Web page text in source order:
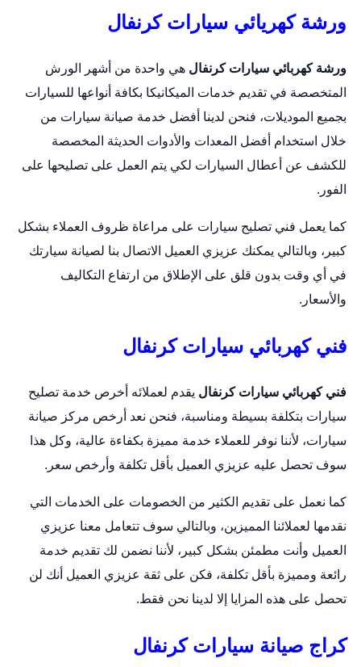
ورشة كهريائي سيارات كرنفال
ورشة كهربائي سيارات كرنفال هي واحدة من أشهر الورش
المتخصصة في تقديم خدمات الميكانيكا بكافة أنواعها للسيارات
بجميع الموديلات، فنحن لدينا أفضل خدمة صيانة سيارات من
خلال استخدام أفضل المعدات والأدوات الحديثة المخصصة
للكشف عن أعطال السيارات لكي يتم العمل على تصليحها على
الفور.
كما يعمل فني تصليح سيارات على مراعاة ظروف العملاء بشكل
كبير، وبالتالي يمكنك عزيزي العميل الاتصال بنا لصيانة سيارتك
في أي وقت بدون قلق على الإطلاق من ارتفاع التكاليف
والأسعار.
فني كهربائي سيارات كرنفال
فني كهربائي سيارات كرنفال يقدم لعملائه أخرص خدمة تصليح
سيارات بتكلفة بسيطة ومناسبة، فنحن نعد أرخص مركز صيانة
سيارات، لأننا نوفر للعملاء خدمة مميزة بكفاءة عالية، وكل هذا
سوف تحصل عليه عزيزي العميل بأقل تكلفة وأرخص سعر.
كما نعمل على تقديم الكثير من الخصومات على الخدمات التي
نقدمها لعملائنا المميزين، وبالتالي سوف تتعامل معنا عزيزي
العميل وأنت مطمئن بشكل كبير، لأننا نضمن لك تقديم خدمة
رائعة ومميزة بأقل تكلفة، فكن على ثقة عزيزي العميل أنك لن
تحصل على هذه المزايا إلا لدينا نحن فقط.
كراج صيانة سيارات كرنفال